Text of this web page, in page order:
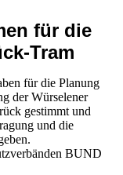
für die
Tram
für die Planung
der Würselener
gestimmt und
und die
BUND